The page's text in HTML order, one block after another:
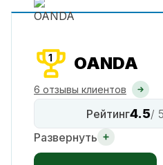
1 OANDA
6 отзывы клиентов
Рейтинг4.5/ 5
Развернуть